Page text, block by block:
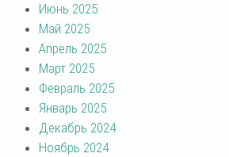
Июнь 2025
Май 2025
Апрель 2025
Март 2025
Февраль 2025
Январь 2025
Декабрь 2024
Ноябрь 2024